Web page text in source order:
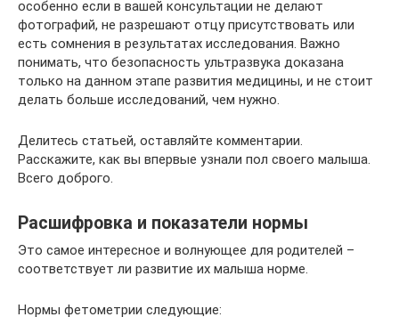
особенно если в вашей консультации не делают
фотографий, не разрешают отцу присутствовать или
есть сомнения в результатах исследования. Важно
понимать, что безопасность ультразвука доказана
только на данном этапе развития медицины, и не стоит
делать больше исследований, чем нужно.
Делитесь статьей, оставляйте комментарии.
Расскажите, как вы впервые узнали пол своего малыша.
Всего доброго.
Расшифровка и показатели нормы
Это самое интересное и волнующее для родителей –
соответствует ли развитие их малыша норме.
Нормы фетометрии следующие: